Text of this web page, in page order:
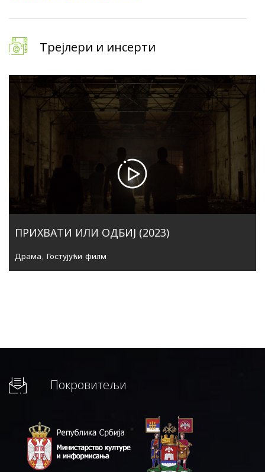
Трејлери и инсерти
ПРИХВАТИ ИЛИ ОДБИЈ (2023)
Драма, Гостујући филм
Покровитељи